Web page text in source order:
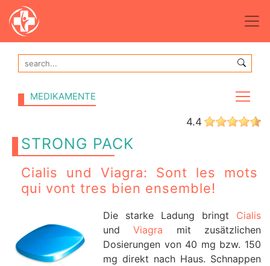
MEDIKAMENTE
STRONG PACK
Cialis und Viagra: Sont les mots
qui vont tres bien ensemble!
Die starke Ladung bringt Cialis
undViagra mit zusätzlichen
Dosierungen von 40 mg bzw. 150
mg direkt nach Haus. Schnappen
4.4